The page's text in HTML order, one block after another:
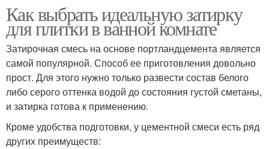
Как выбрать идеальную затирку
для плитки в ванной комнате
Затирочная смесь на основе портландцемента является
самой популярной. Способ ее приготовления довольно
прост. Для этого нужно только развести состав белого
либо серого оттенка водой до состояния густой сметаны,
и затирка готова к применению.
Кроме удобства подготовки, у цементной смеси есть ряд
других преимуществ: